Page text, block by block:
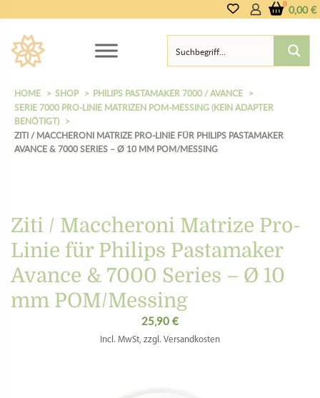
0,00€
HOME SHOP
PHILIPS PASTAMAKER 7000 / AVANCE
SERIE 7000 PRO-LINIE MATRIZEN POM-MESSING (KEIN ADAPTER
BENÖTIGT)
ZITI / MACCHERONI MATRIZE PRO-LINIE FÜR PHILIPS PASTAMAKER
AVANCE & 7000 SERIES – Ø 10 MM POM/MESSING
Ziti / Maccheroni Matrize Pro-
Linie für Philips Pastamaker
Avance & 7000 Series – Ø 10
mm POM/Messing
25,90 €
Incl. MwSt, zzgl. Versandkosten